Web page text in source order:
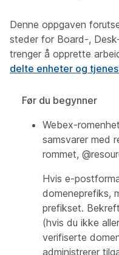
Denne oppgaven
steder for Board-,
trenger å opprette
delte enheter og
Før du begynner
Webex-
samsvarer med
rommet,
Hvis e-
domeneprefiks,
prefikset.
(hvis du ikke
verifiserte
administrerer